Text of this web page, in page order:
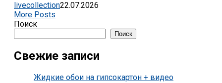
livecollection22.07.2026
More Posts
Поиск
Поиск
Свежие записи
Жидкие обои на гипсокартон + видео